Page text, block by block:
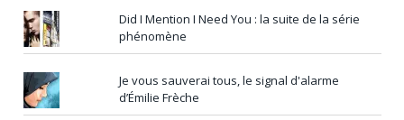
Did I Mention I Need You : la suite de la série
phénomène
Je vous sauverai tous, le signal d'alarme
d’Émilie Frèche